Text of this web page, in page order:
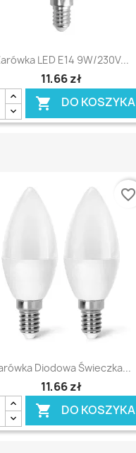
LED E14 9W/230V...
11,66 zł
 DO KOSZYKA
Diodowa Świeczka...
11,66 zł
 DO KOSZYKA
favorite_border